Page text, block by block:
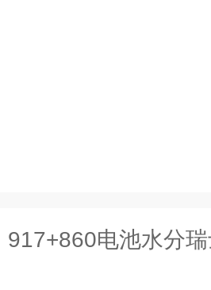
917+860电池水分